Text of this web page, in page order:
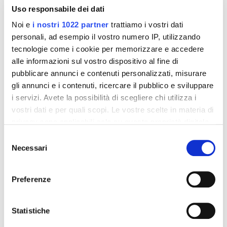
Uso responsabile dei dati
Noi e i nostri 1022 partner trattiamo i vostri dati
personali, ad esempio il vostro numero IP, utilizzando
tecnologie come i cookie per memorizzare e accedere
alle informazioni sul vostro dispositivo al fine di
pubblicare annunci e contenuti personalizzati, misurare
gli annunci e i contenuti, ricercare il pubblico e sviluppare
i servizi. Avete la possibilità di scegliere chi utilizza i
vostri dati e per quali scopi. Le vostre scelte in materia di
modificare o revocare il proprio consenso in qualsiasi
momento dalla Dichiarazione sui cookie o facendo clic
raccogliere informazioni sulla tua posizione
geografica, con un'approssimazione di qualche
delNecessari
Preferenze
Statistiche
Integratori per dimagrire
Amin 21 K al cacao - 21
bustine
carrello
Integratori per dimagrire
Amin 21 K neutro